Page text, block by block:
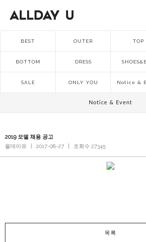
BEST OUTER TOP
BOTTOM DRESS
SALE ONLY YOU Notice &
Notice & Event
2019 모델 채용 공고
올데이유
2017-08-27 조회수 27345
목록